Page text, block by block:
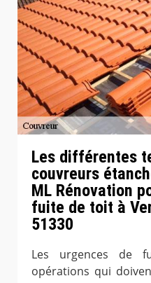
Les différentes
couvreurs
ML Rénovation
fuite de toit à
51330
Les urgences de
opérations qui